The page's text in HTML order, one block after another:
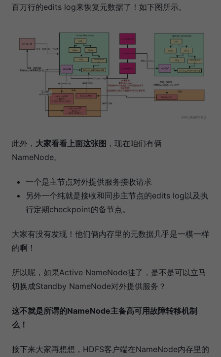
百万行的edits log来恢复元数据了！如下图所示。
此外， 大家看看上面这张图 ，现在咱们有俩
NameNode。
一个是主节点对外提供服务接收请求
另外一个纯就是接收和同步主节点的edits log以及执
行定期checkpoint的备节点。
大家有没有发现！他们俩内存里的元数据几乎是一模一样
的啊！
所以呢，如果Active NameNode挂了，是不是可以立马
切换成Standby NameNode对外提供服务？
这不就是所谓的NameNode主备高可用故障转移机制
么！
接下来大家再想想，HDFS客户端在NameNode内存里的